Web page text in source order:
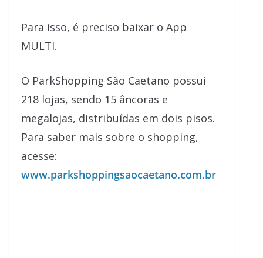
Para isso, é preciso baixar o App
MULTI.
O ParkShopping São Caetano possui
218 lojas, sendo 15 âncoras e
megalojas, distribuídas em dois pisos.
Para saber mais sobre o shopping,
acesse:
www.parkshoppingsaocaetano.com.br